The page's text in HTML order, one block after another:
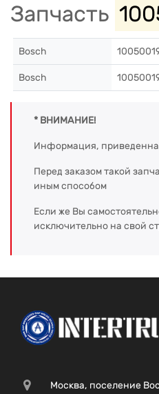
Запчасть
Bosch
Bosch
* ВНИМАНИЕ!
Информация,
Перед заказом такой
иным способом
Если же Вы
исключительно на свой
Москва, поселение